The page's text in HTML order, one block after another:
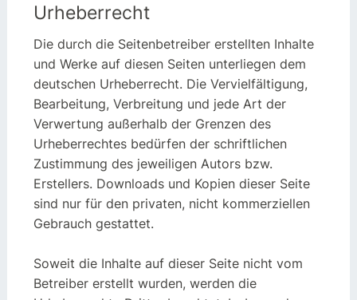
Urheberrecht
Die durch die Seitenbetreiber erstellten Inhalte
und Werke auf diesen Seiten unterliegen dem
deutschen Urheberrecht. Die Vervielfältigung,
Bearbeitung, Verbreitung und jede Art der
Verwertung außerhalb der Grenzen des
Urheberrechtes bedürfen der schriftlichen
Zustimmung des jeweiligen Autors bzw.
Erstellers. Downloads und Kopien dieser Seite
sind nur für den privaten, nicht kommerziellen
Gebrauch gestattet.
Soweit die Inhalte auf dieser Seite nicht vom
Betreiber erstellt wurden, werden die